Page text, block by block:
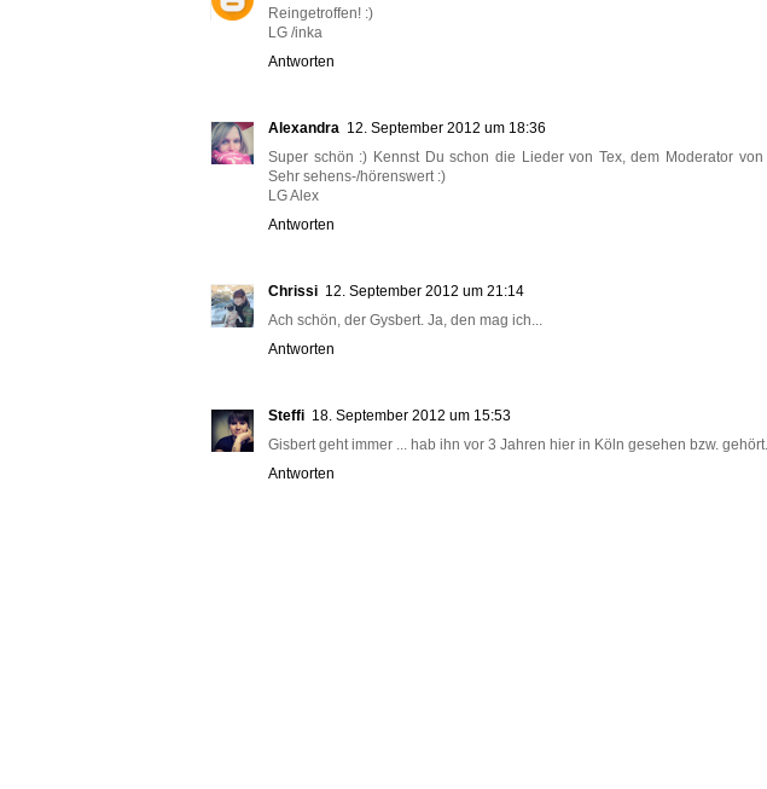
Reingetroffen! :)
LG /inka
Antworten
Alexandra 12. September 2012 um 18:36
Super schön :) Kennst Du schon die Lieder von Tex, dem Moderator
Sehr sehens-/hörenswert :)
LG Alex
Antworten
Chrissi 12. September 2012 um 21:14
Ach schön, der Gysbert. Ja, den mag ich...
Antworten
Steffi 18. September 2012 um 15:53
Gisbert geht immer ... hab ihn vor 3 Jahren hier in Köln gesehen bzw.
Antworten